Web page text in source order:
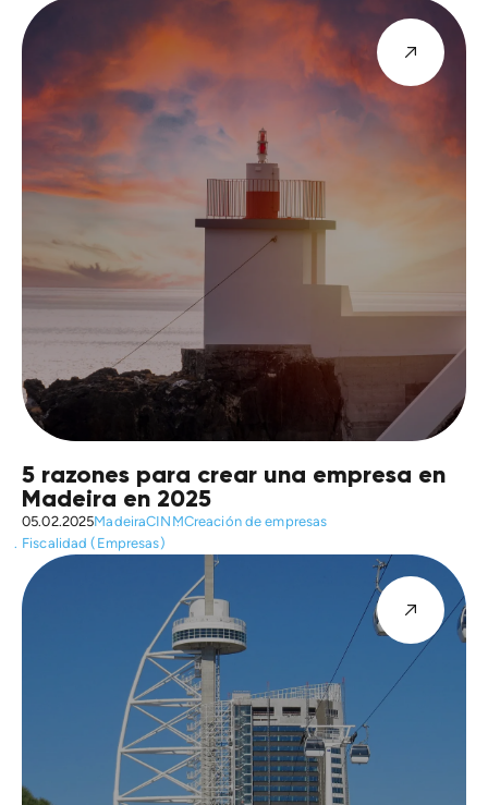
5 razones para crear una empresa en
Madeira en 2025
05.02.2025MadeiraCINMCreación de empresas
Fiscalidad (Empresas)